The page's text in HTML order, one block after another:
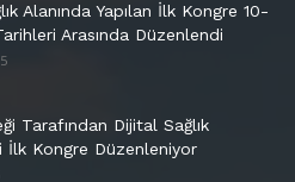
Alanında Yapılan İlk Kongre 10-
Arasında Düzenlendi
Tarafından Dijital Sağlık
İlk Kongre Düzenleniyor